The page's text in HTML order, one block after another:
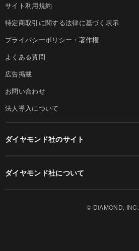
サイト利用規約
特定商取引に関する法律に基づく表示
プライバシーポリシー・著作権
よくある質問
広告掲載
お問い合わせ
法人導入について
ダイヤモンド社のサイト
ダイヤモンド社について
© DIAMOND, INC.